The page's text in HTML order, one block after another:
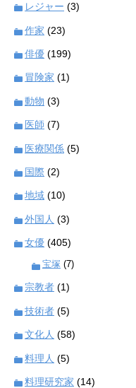
レジャー (3)
作家 (23)
俳優 (199)
冒険家 (1)
動物 (3)
医師 (7)
医療関係 (5)
国際 (2)
地域 (10)
外国人 (3)
女優 (405)
宝塚 (7)
宗教者 (1)
技術者 (5)
文化人 (58)
料理人 (5)
料理研究家 (14)